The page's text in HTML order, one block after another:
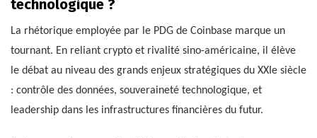
technologique ?
La rhétorique employée par le PDG de Coinbase marque un
tournant. En reliant crypto et rivalité sino-américaine, il élève
le débat au niveau des grands enjeux stratégiques du XXIe siècle
: contrôle des données, souveraineté technologique, et
leadership dans les infrastructures financières du futur.